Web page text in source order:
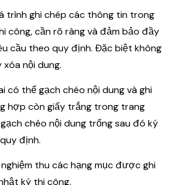
trình ghi chép các thông tin trong
công, cần rõ ràng và đảm bảo đầy
cầu theo quy định. Đặc biệt không
nội dung.
có thể gạch chéo nội dung và ghi
hợp còn giấy trắng trong trang
chéo nội dung trống sau đó ký
định.
nghiệm thu các hạng mục được ghi
ký thi công.